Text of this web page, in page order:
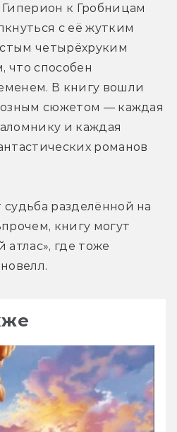
к Гробницам
с её жутким
четырёхруким
что способен
В книгу вошли
сюжетом — каждая
и каждая
романов
разделённой на
книгу могут
атлас», где тоже